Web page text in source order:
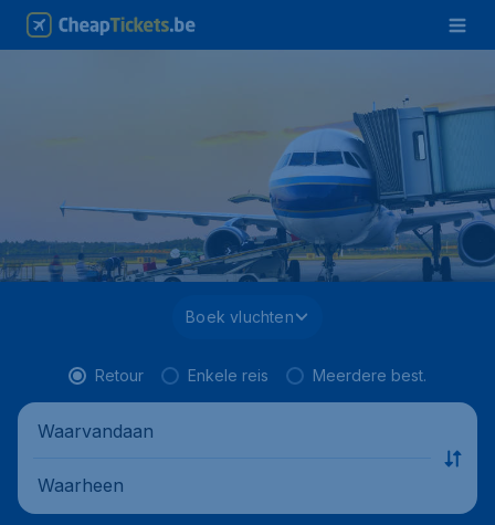
Boek vluchten
Retour Enkele reis Meerdere best.
Waarvandaan
Waarheen